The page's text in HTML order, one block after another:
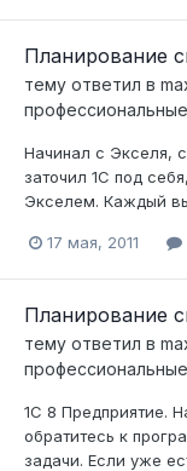
Планирование
тему ответил в
Начинал с Экселя,
заточил 1С под
Экселем. Каждый
17 мая, 2011
Планирование
тему ответил в
1C 8 Предприятие.
обратитесь к
задачи. Если уже